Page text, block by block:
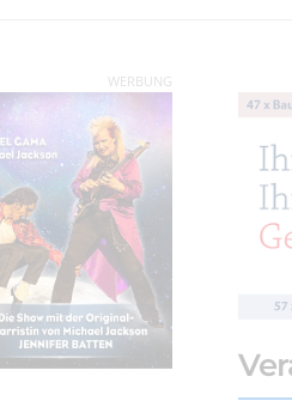
WERBUNG